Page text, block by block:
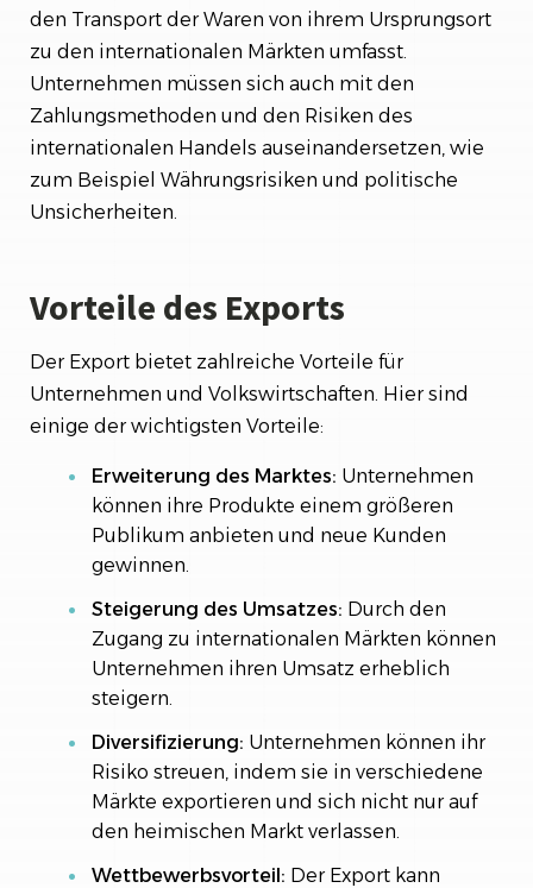
den Transport der Waren von ihrem Ursprungsort
zu den internationalen Märkten umfasst.
Unternehmen müssen sich auch mit den
Zahlungsmethoden und den Risiken des
internationalen Handels auseinandersetzen, wie
zum Beispiel Währungsrisiken und politische
Unsicherheiten.
Vorteile des Exports
Der Export bietet zahlreiche Vorteile für
Unternehmen und Volkswirtschaften. Hier sind
einige der wichtigsten Vorteile:
Erweiterung des Marktes: Unternehmen
können ihre Produkte einem größeren
Publikum anbieten und neue Kunden
gewinnen.
Steigerung des Umsatzes: Durch den
Zugang zu internationalen Märkten können
Unternehmen ihren Umsatz erheblich
steigern.
Diversifizierung: Unternehmen können ihr
Risiko streuen, indem sie in verschiedene
Märkte exportieren und sich nicht nur auf
den heimischen Markt verlassen.
Wettbewerbsvorteil: Der Export kann